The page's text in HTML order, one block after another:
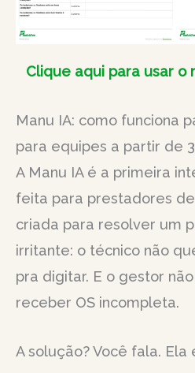
Clique aqui para usar o
Manu IA: como funciona
para equipes a partir de
A Manu IA é a primeira
feita para prestadores
criada para resolver um
irritante: o técnico não
pra digitar. E o gestor
receber OS incompleta.
A solução? Você fala. Ela